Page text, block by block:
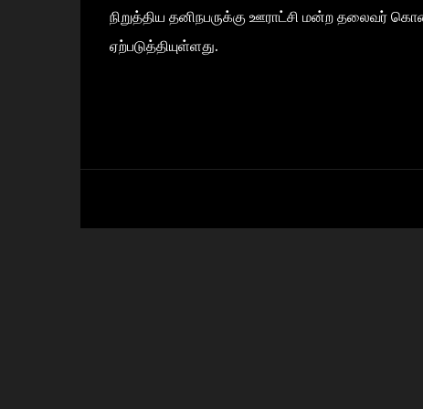
நிறுத்திய தனிநபருக்கு ஊராட்சி மன்ற தலைவர்
ஏற்படுத்தியுள்ளது.